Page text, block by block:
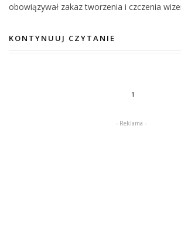
obowiązywał zakaz tworzenia i czczenia
KONTYNUUJ CZYTANIE
1
- Reklama -